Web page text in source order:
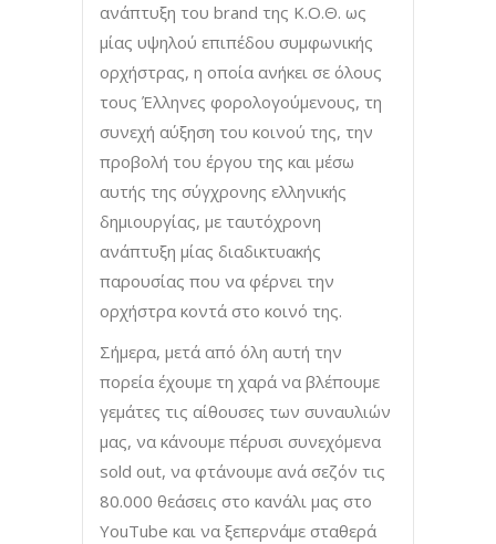
ανάπτυξη του brand της Κ.Ο.Θ. ως
μίας υψηλού επιπέδου συμφωνικής
ορχήστρας, η οποία ανήκει σε όλους
τους Έλληνες φορολογούμενους, τη
συνεχή αύξηση του κοινού της, την
προβολή του έργου της και μέσω
αυτής της σύγχρονης ελληνικής
δημιουργίας, με ταυτόχρονη
ανάπτυξη μίας διαδικτυακής
παρουσίας που να φέρνει την
ορχήστρα κοντά στο κοινό της.
Σήμερα, μετά από όλη αυτή την
πορεία έχουμε τη χαρά να βλέπουμε
γεμάτες τις αίθουσες των συναυλιών
μας, να κάνουμε πέρυσι συνεχόμενα
sold out, να φτάνουμε ανά σεζόν τις
80.000 θεάσεις στο κανάλι μας στο
YouTube και να ξεπερνάμε σταθερά